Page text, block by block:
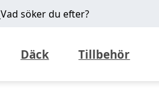
Vad söker du efter?
Däck Tillbehör